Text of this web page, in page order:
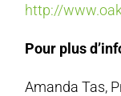
http://
Pour plus
Amanda Tas,